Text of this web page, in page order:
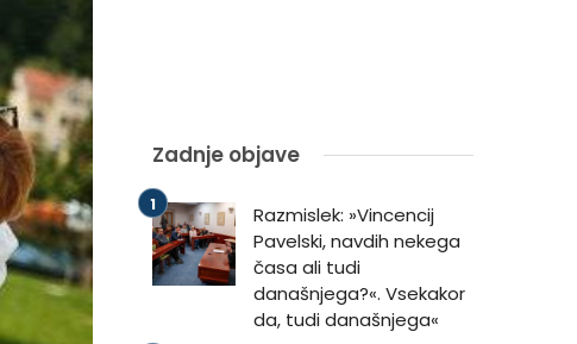
Zadnje objave
Razmislek: »Vincencij
Pavelski, navdih nekega
časa ali tudi
današnjega?«. Vsekakor
da, tudi današnjega«